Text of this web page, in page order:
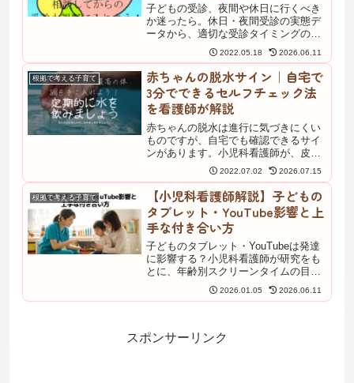
子どもの受診、夜間や休日に行くべき
か迷ったら。休日・夜間受診の実態デ
ータから、適切な受診タイミングの考
え方を小児科看護師が解説。「心配だ
から念のため」と「本当に急ぐべき」
の見極めに役立つ、負担を減らす受診
判断の記事です。
2022.05.18 2026.06.11
根拠で考える子育て
赤ちゃんの脱水サイン｜自宅で
3分でできるセルフチェック法
を看護師が解説
赤ちゃんの脱水は進行に気づきにくい
ものですが、自宅でも確認できるサイ
ンがあります。小児科看護師が、皮膚
の張り・呼吸の様子・毛細血管再充填
時間という3つのセルフチェック方法
を、根拠とともにやさしく解説しま
す。今すぐ確認できるチェックリスト
と、受診を迷うときの目安もあわせて
紹介するので、参考にしてください
ね。
2022.07.02 2026.07.15
根拠で考える子育て
【小児科看護師解説】子どもの
タブレット・YouTube影響と上
手な付き合い方
子どものタブレット・YouTubeは発達
に影響する？小児科看護師が研究をも
とに、年齢別スクリーンタイムの目安
と家庭でできる上手な付き合い方を解
説。「見せすぎかも」と不安なママ・
た。
2026.01.05 2026.06.11
スポンサーリンク